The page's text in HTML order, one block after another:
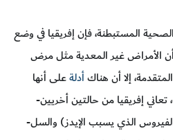
المستبطنة، فإن إفريقيا في وضع
الأمراض غير المعدية مثل مرض
إلا أن هناكأدلةعلى أنها
تعاني إفريقيا من حالتين أخريين-
الذي يسبب الإيدز) والسل-